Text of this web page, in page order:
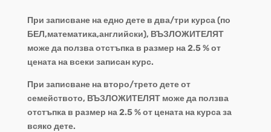
При записване на едно дете в два/три курса (по
БЕЛ,математика,английски), ВЪЗЛОЖИТЕЛЯТ
може да ползва отстъпка в размер на 2.5 % от
цената на всеки записан курс.
При записване на второ/трето дете от
семейството, ВЪЗЛОЖИТЕЛЯТ може да ползва
отстъпка в размер на 2.5 % от цената на курса за
всяко дете.